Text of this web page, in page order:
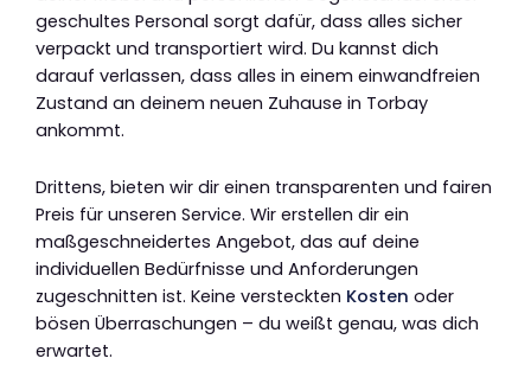
geschultes Personal sorgt dafür, dass alles sicher
verpackt und transportiert wird. Du kannst dich
darauf verlassen, dass alles in einem einwandfreien
Zustand an deinem neuen Zuhause in Torbay
ankommt.
Drittens, bieten wir dir einen transparenten und fairen
Preis für unseren Service. Wir erstellen dir ein
maßgeschneidertes Angebot, das auf deine
individuellen Bedürfnisse und Anforderungen
zugeschnitten ist. Keine versteckten Kosten oder
bösen Überraschungen – du weißt genau, was dich
erwartet.